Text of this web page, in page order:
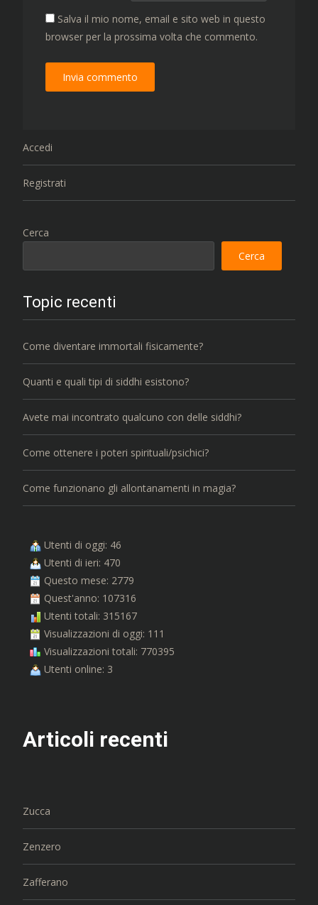
Salva il mio nome, email e sito web in questo
browser per la prossima volta che commento.
Accedi
Registrati
Cerca
Cerca
Topic recenti
Come diventare immortali fisicamente?
Quanti e quali tipi di siddhi esistono?
Avete mai incontrato qualcuno con delle siddhi?
Come ottenere i poteri spirituali/psichici?
Come funzionano gli allontanamenti in magia?
Utenti di oggi: 46
Utenti di ieri: 470
Questo mese: 2779
Quest'anno: 107316
Utenti totali: 315167
Visualizzazioni di oggi: 111
Visualizzazioni totali: 770395
Utenti online: 3
Articoli recenti
Zucca
Zenzero
Zafferano